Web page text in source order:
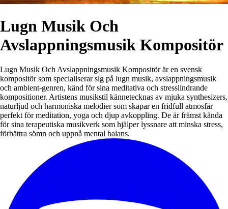
Lugn Musik Och
Avslappningsmusik Kompositör
Lugn Musik Och Avslappningsmusik Kompositör är en svensk
kompositör som specialiserar sig på lugn musik, avslappningsmusik
och ambient-genren, känd för sina meditativa och stresslindrande
kompositioner. Artistens musikstil kännetecknas av mjuka synthesizers,
naturljud och harmoniska melodier som skapar en fridfull atmosfär
perfekt för meditation, yoga och djup avkoppling. De är främst kända
för sina terapeutiska musikverk som hjälper lyssnare att minska stress,
förbättra sömn och uppnå mental balans.